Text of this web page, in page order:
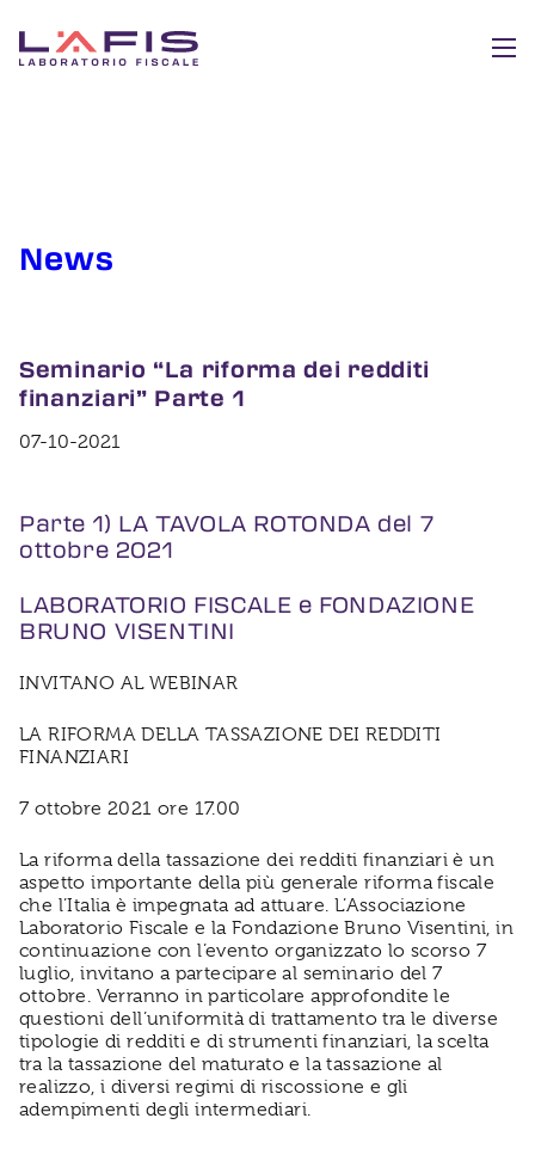
News
Seminario “La riforma dei redditi
finanziari” Parte 1
07-10-2021
Parte 1) LA TAVOLA ROTONDA del 7
ottobre 2021
LABORATORIO FISCALE e FONDAZIONE
BRUNO VISENTINI
INVITANO AL WEBINAR
LA RIFORMA DELLA TASSAZIONE DEI REDDITI
FINANZIARI
7 ottobre 2021 ore 17.00
La riforma della tassazione dei redditi finanziari è un
aspetto importante della più generale riforma fiscale
che l’Italia è impegnata ad attuare. L’Associazione
Laboratorio Fiscale e la Fondazione Bruno Visentini, in
continuazione con l’evento organizzato lo scorso 7
luglio, invitano a partecipare al seminario del 7
ottobre. Verranno in particolare approfondite le
questioni dell’uniformità di trattamento tra le diverse
tipologie di redditi e di strumenti finanziari, la scelta
tra la tassazione del maturato e la tassazione al
realizzo, i diversi regimi di riscossione e gli
adempimenti degli intermediari.